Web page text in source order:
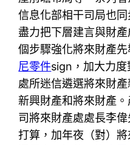
信息化部相干司局也
盡力把下層建言與財
個步驟強化將來財產
尼零件sign，加大力
處所迷信遴選將來財
新興財產和將來財產
司將來財產處處長李
打算，加年夜（對）